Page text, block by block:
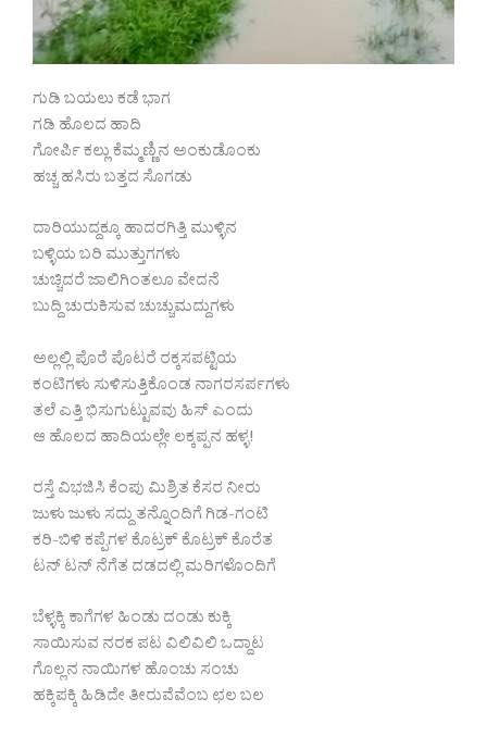
ಗುಡಿ ಬಯಲು ಕಡೆ ಭಾಗ
ಗಡಿ ಹೊಲದ ಹಾದಿ
ಗೋರ್ಪಿ ಕಲ್ಲು ಕೆಮ್ಮಣ್ಣಿನ ಅಂಕುಡೊಂಕು
ಹಚ್ಚ ಹಸಿರು ಬತ್ತದ ಸೊಗಡು
ದಾರಿಯುದ್ದಕ್ಕೂ ಹಾದರಗಿತ್ತಿ ಮುಳ್ಳಿನ
ಬಳ್ಳಿಯ ಬರಿ ಮುತ್ತುಗಗಳು
ಚುಚ್ಚಿದರೆ ಜಾಲಿಗಿಂತಲೂ ವೇದನೆ
ಬುದ್ದಿ ಚುರುಕಿಸುವ ಚುಚ್ಚುಮದ್ದುಗಳು
ಅಲ್ಲಲ್ಲಿ ಪೊರೆ ಪೊಟರೆ ರಕ್ಕಸಪಟ್ಟಿಯ
ಕಂಟಿಗಳು ಸುಳಿಸುತ್ತಿಕೊಂಡ ನಾಗರಸರ್ಪಗಳು
ತಲೆ ಎತ್ತಿ ಭಿಸುಗುಟ್ಟುವವು ಹಿಸ್ ಎಂದು
ಆ ಹೊಲದ ಹಾದಿಯಲ್ಲೇ ಲಕ್ಕಪ್ಪನ ಹಳ್ಳ!
ರಸ್ತೆ ವಿಭಜಿಸಿ ಕೆಂಪು ಮಿಶ್ರಿತ ಕೆಸರ ನೀರು
ಜುಳು ಜುಳು ಸದ್ದು ತನ್ನೊಂದಿಗೆ ಗಿಡ-ಗಂಟಿ
ಕರಿ-ಬಿಳಿ ಕಪ್ಪೆಗಳ ಕೊಟ್ರಕ್ ಕೊಟ್ರಕ್ ಕೊರೆತ
ಟನ್ ಟನ್ ನೆಗೆತ ದಡದಲ್ಲಿ ಮರಿಗಳೊಂದಿಗೆ
ಬೆಳ್ಳಕ್ಕಿ ಕಾಗೆಗಳ ಹಿಂಡು ದಂಡು ಕುಕ್ಕಿ
ಸಾಯಿಸುವ ನರಕ ಪಟ ವಿಲಿವಿಲಿ ಒದ್ದಾಟ
ಗೊಲ್ಲನ ನಾಯಿಗಳ ಹೊಂಚು ಸಂಚು
ಹಕ್ಕಿಪಕ್ಕಿ ಹಿಡಿದೇ ತೀರುವೆವೆಂಬ ಛಲ ಬಲ